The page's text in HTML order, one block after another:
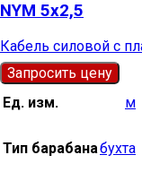
NYM 5х2,5
Кабель силовой с
Запросить цену
Ед. изм.
м
Тип барабанабухта